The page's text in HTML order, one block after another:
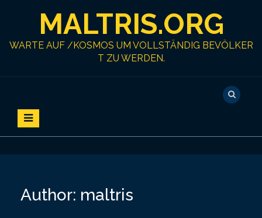
MALTRIS.ORG
WARTE AUF /KOSMOS UM VOLLSTÄNDIG BEVÖLKER
T ZU WERDEN.
Author: maltris